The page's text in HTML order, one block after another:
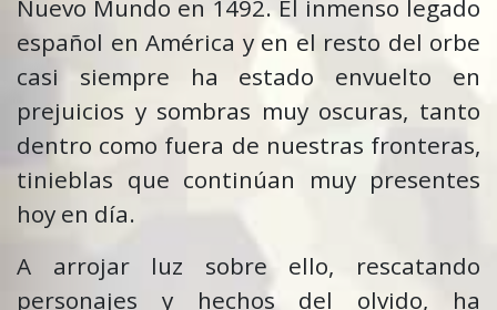
Nuevo Mundo en 1492. El inmenso legado
español en América y en el resto del orbe
casi siempre ha estado envuelto en
prejuicios y sombras muy oscuras, tanto
dentro como fuera de nuestras fronteras,
tinieblas que continúan muy presentes
hoy en día.
A arrojar luz sobre ello, rescatando
personajes y hechos del olvido, ha